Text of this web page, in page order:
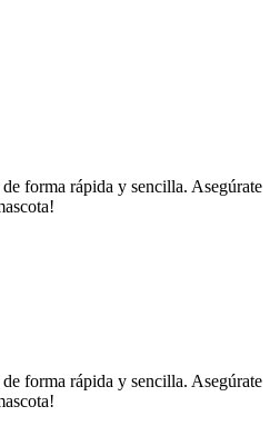
forma rápida y sencilla. Asegúrate
forma rápida y sencilla. Asegúrate